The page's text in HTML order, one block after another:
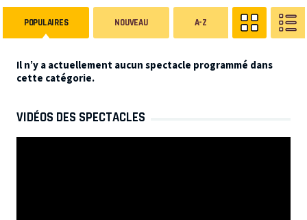
POPULAIRES NOUVEAU A-Z
Il n’y a actuellement aucun spectacle programmé dans
cette catégorie.
VIDÉOS DES SPECTACLES